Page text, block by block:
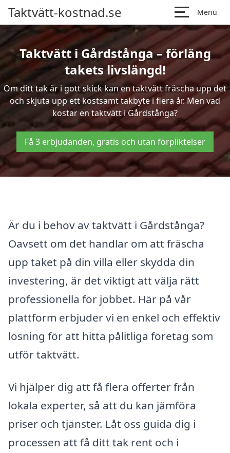
Taktvätt-kostnad.se Menu
Taktvätt i Gårdstånga – förläng
takets livslängd!
Om ditt tak är i gott skick kan en taktvätt fräscha upp det
och skjuta upp ett kostsamt takbyte i flera år. Men vad
kostar en taktvätt i Gårdstånga?
Få 3 erbjudanden, gratis och utan förpliktelser
Är du i behov av taktvätt i Gårdstånga?
Oavsett om det handlar om att fräscha
upp taket på din villa eller skydda din
investering, är det viktigt att välja rätt
professionella för jobbet. Här på vår
plattform erbjuder vi en enkel och effektiv
lösning för att hitta pålitliga företag som
utför taktvätt.
Vi hjälper dig att få flera offerter från
lokala experter, så att du kan jämföra
priser och tjänster. Låt oss guida dig i
processen att få ditt tak rent och i